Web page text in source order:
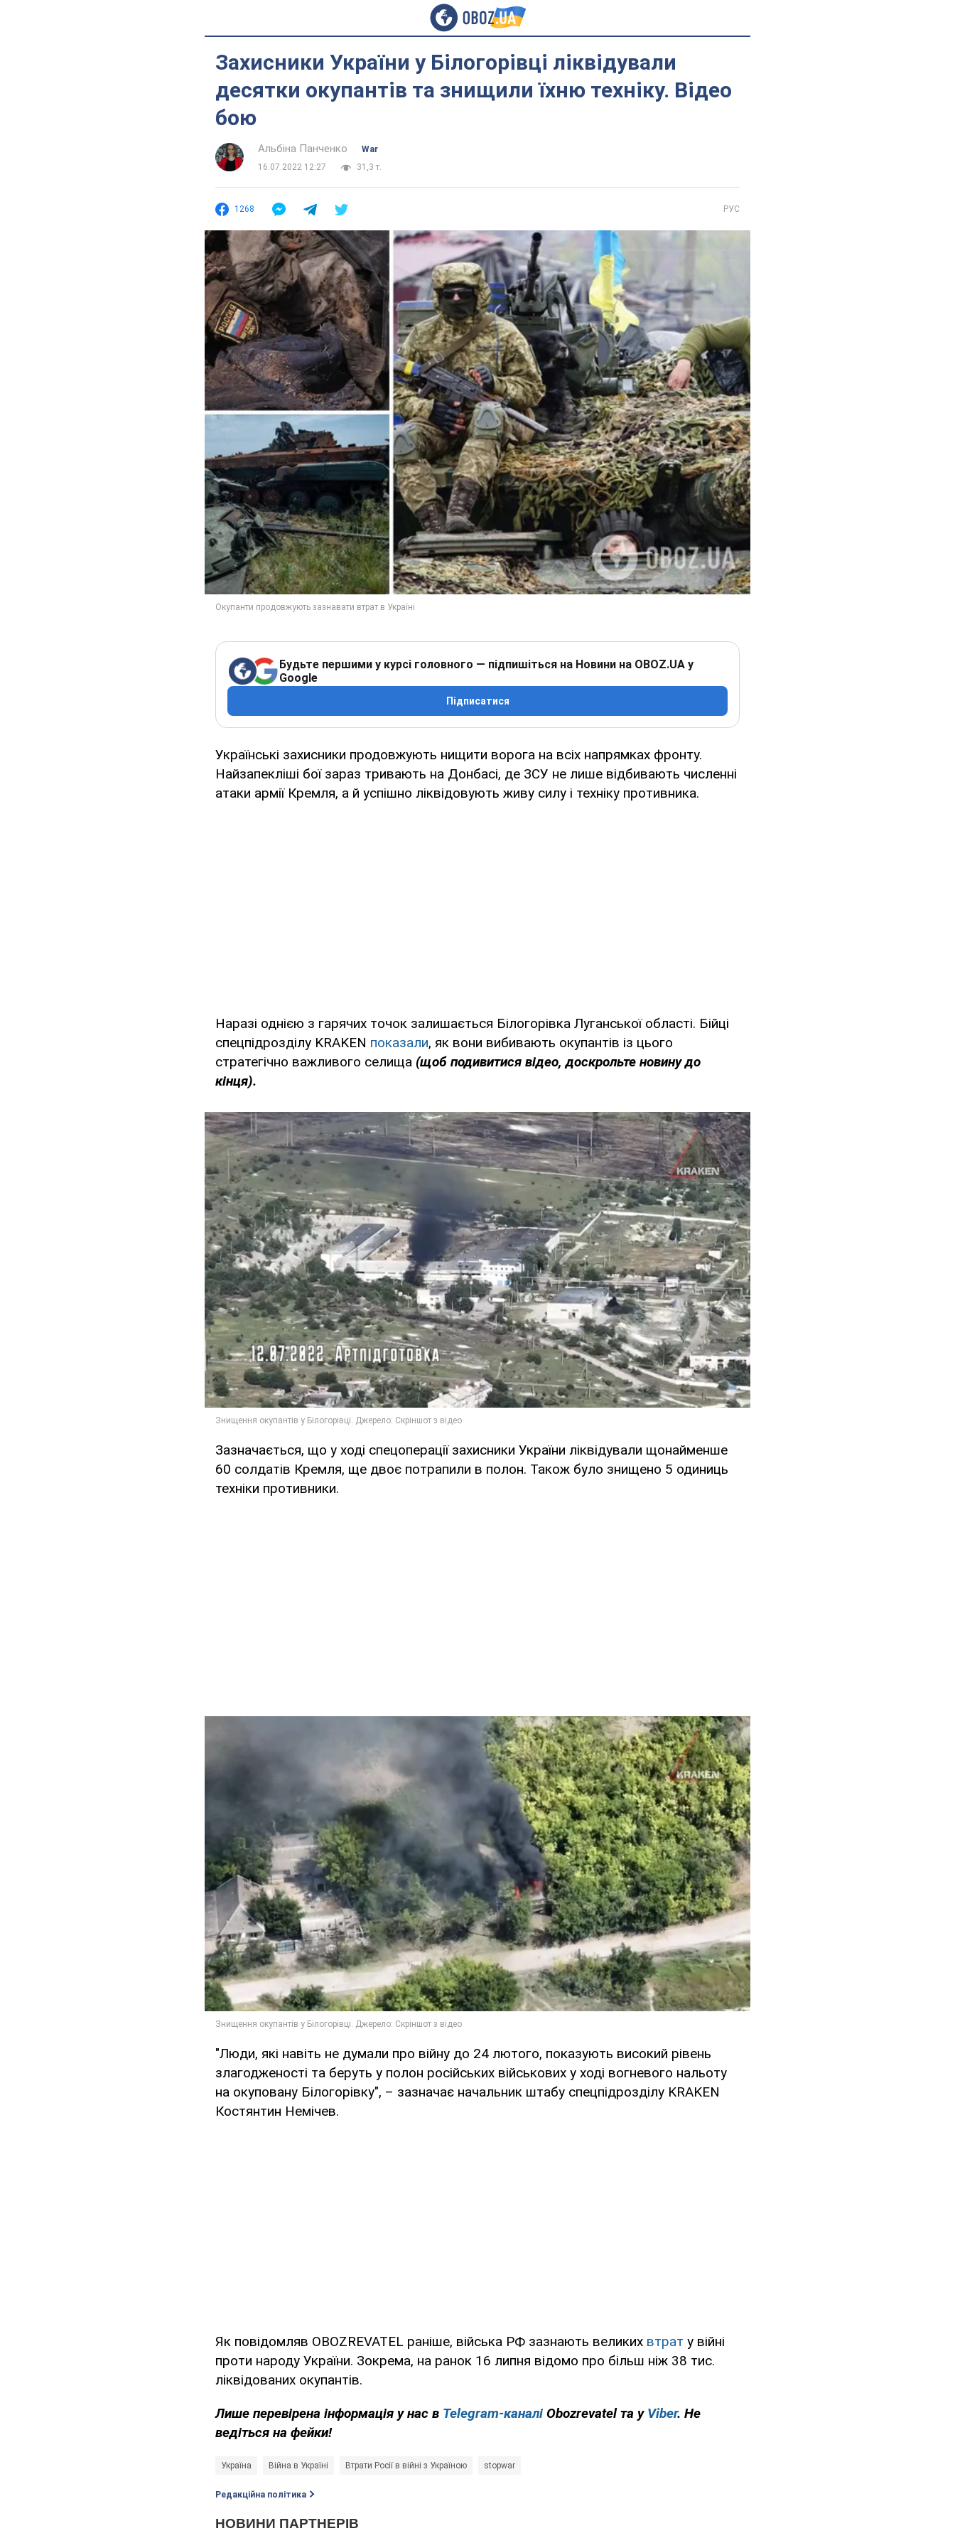
Захисники України у Білогорівці ліквідували
десятки окупантів та знищили їхню техніку. Відео
бою
Альбіна Панченко
War
16.07.2022 12:27
31,3 т.
1268 РУС
Будьте першими у курсі головного — підпишіться на Новини на OBOZ.UA у
Google
Підписатися
Українські захисники продовжують нищити ворога на всіх напрямках фронту.
Найзапекліші бої зараз тривають на Донбасі, де ЗСУ не лише відбивають численні
атаки армії Кремля, а й успішно ліквідовують живу силу і техніку противника.
Наразі однією з гарячих точок залишається Білогорівка Луганської області. Бійці
спецпідрозділу KRAKEN показали, як вони вибивають окупантів із цього
стратегічно важливого селища (щоб подивитися відео, доскрольте новину до
кінця).
Зазначається, що у ході спецоперації захисники України ліквідували щонайменше
60 солдатів Кремля, ще двоє потрапили в полон. Також було знищено 5 одиниць
техніки противники.
"Люди, які навіть не думали про війну до 24 лютого, показують високий рівень
злагодженості та беруть у полон російських військових у ході вогневого нальоту
на окуповану Білогорівку", – зазначає начальник штабу спецпідрозділу KRAKEN
Костянтин Немічев.
Як повідомляв OBOZREVATEL раніше, війська РФ зазнають великих втрат у війні
проти народу України. Зокрема, на ранок 16 липня відомо про більш ніж 38 тис.
ліквідованих окупантів.
Лише перевірена інформація у нас в Telegram-каналі Obozrevatel та у Viber. Не
ведіться на фейки!
Україна Війна в Україні Втрати Росії в війні з Україною stopwar
Редакційна політика